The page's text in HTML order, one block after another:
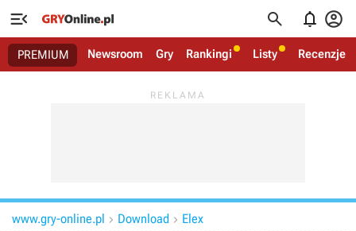
   
PREMIUM Newsroom Gry Rankingi Listy Recenzje
www.gry-online.pl  Download  Elex